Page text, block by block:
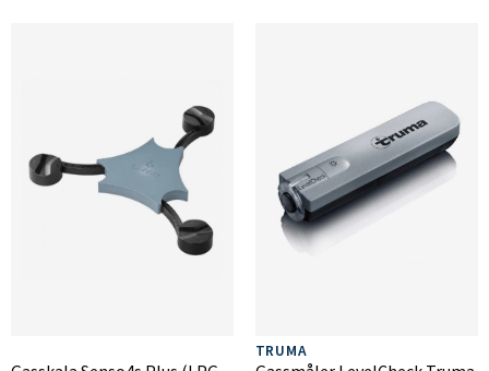
TRUMA